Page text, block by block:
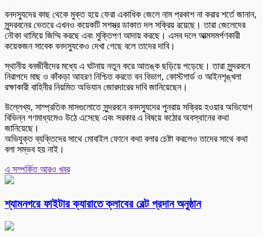
বনদস্যুদের কাছ থেকে মুক্ত হয়ে ফেরা একাধিক জেলে নাম প্রকাশ না করার শর্তে জানান,
সুন্দরবনের ভেতরে এখনও কয়েকটি সশস্ত্র ডাকাত দল সক্রিয় রয়েছে। তারা জেলেদের
নৌকা থামিয়ে জিম্মি করছে এবং মুক্তিপণ আদায় করছে। এসব দলে আত্মসমর্পণকারী
কয়েকজন সাবেক বনদস্যুকেও দেখা গেছে বলে তাদের দাবি।
স্থানীয় বনজীবীদের মধ্যে এ ঘটনায় নতুন করে আতঙ্ক ছড়িয়ে পড়েছে। তারা সুন্দরবনে
নিরাপদে মাছ ও কাঁকড়া আহরণ নিশ্চিত করতে বন বিভাগ, কোস্টগার্ড ও আইনশৃঙ্খলা
রক্ষাকারী বাহিনীর নিয়মিত অভিযান জোরদারের দাবি জানিয়েছেন।
উল্লেখ্য, সাম্প্রতিক মাসগুলোতে সুন্দরবনে বনদস্যুদের পুনরায় সক্রিয় হওয়ার অভিযোগ
বিভিন্ন গণমাধ্যমেও উঠে এসেছে এবং সরকার এ বিষয়ে কঠোর অবস্থানের কথা
জানিয়েছে।
অভিযুক্ত ব্যক্তিদের সাথে মোবাইল ফোনে কথা বলার চেষ্টা করলেও তাদের সাথে কথা
বলা সম্ভব হয় নাই।
এ সম্পর্কিত আরও খবর
শ্যামনগরে ফাইটার ক্যারাতে ক্লাবের বেল্ট প্রদান অনুষ্ঠান